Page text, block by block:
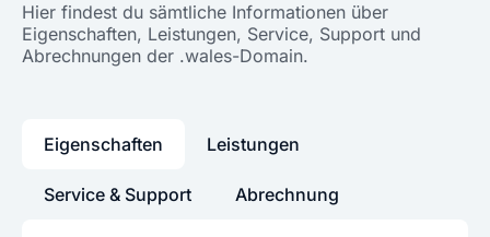
Hier findest du sämtliche Informationen über
Eigenschaften, Leistungen, Service, Support und
Abrechnungen der .wales-Domain.
Eigenschaften Leistungen
Service & Support Abrechnung